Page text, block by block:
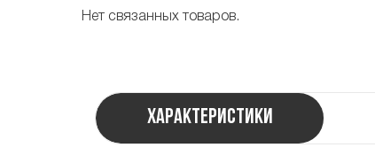
Нет связанных товаров.
Характеристики